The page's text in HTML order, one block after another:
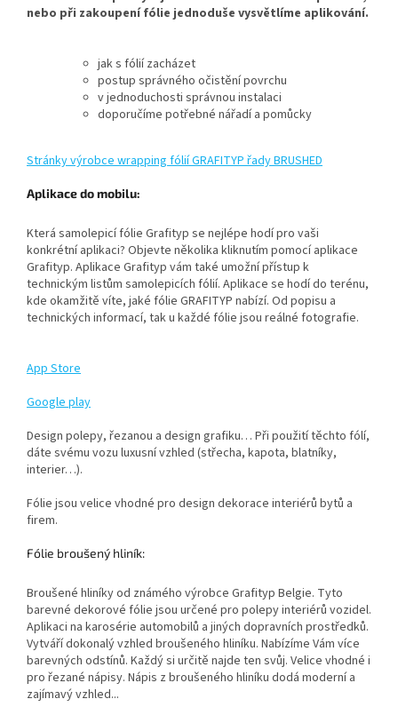
nebo při zakoupení fólie jednoduše vysvětlíme aplikování.
jak s fólií zacházet
postup správného očistění povrchu
v jednoduchosti správnou instalaci
doporučíme potřebné nářadí a pomůcky
Stránky výrobce wrapping fólií GRAFITYP řady BRUSHED
Aplikace do mobilu:
Která samolepicí fólie Grafityp se nejlépe hodí pro vaši
konkrétní aplikaci? Objevte několika kliknutím pomocí aplikace
Grafityp. Aplikace Grafityp vám také umožní přístup k
technickým listům samolepicích fólií. Aplikace se hodí do terénu,
kde okamžitě víte, jaké fólie GRAFITYP nabízí. Od popisu a
technických informací, tak u každé fólie jsou reálné fotografie.
App Store
Google play
Design polepy, řezanou a design grafiku… Při použití těchto fólí,
dáte svému vozu luxusní vzhled (střecha, kapota, blatníky,
interier…).
Fólie jsou velice vhodné pro design dekorace interiérů bytů a
firem.
Fólie broušený hliník:
Broušené hliníky od známého výrobce Grafityp Belgie. Tyto
barevné dekorové fólie jsou určené pro polepy interiérů vozidel.
Aplikaci na karosérie automobilů a jiných dopravních prostředků.
Vytváří dokonalý vzhled broušeného hliníku. Nabízíme Vám více
barevných odstínů. Každý si určitě najde ten svůj. Velice vhodné i
pro řezané nápisy. Nápis z broušeného hliníku dodá moderní a
zajímavý vzhled...